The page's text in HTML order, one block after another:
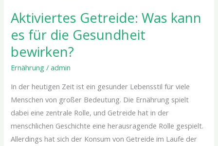
Aktiviertes Getreide: Was kann
es für die Gesundheit
bewirken?
Ernährung /admin
In der heutigen Zeit ist ein gesunder Lebensstil für viele
Menschen von großer Bedeutung. Die Ernährung spielt
dabei eine zentrale Rolle, und Getreide hat in der
menschlichen Geschichte eine herausragende Rolle gespielt.
Allerdings hat sich der Konsum von Getreide im Laufe der